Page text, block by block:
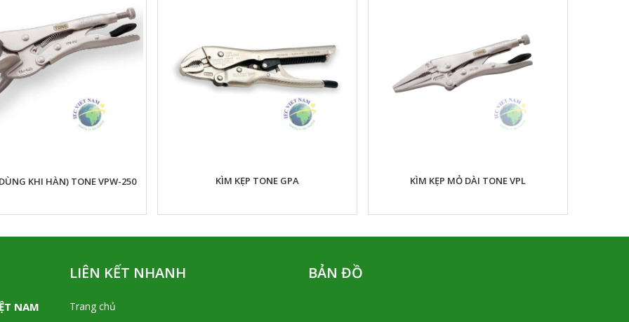
KHI HÀN) TONE VPW-250 KÌM KẸP TONE GPA KÌM KẸP MỎ DÀI TONE VPL
NAM
LIÊN KẾT NHANH
Trang chủ
BẢN ĐỒ